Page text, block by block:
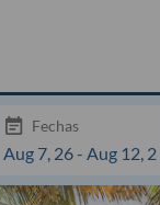
Inn Club
Fechas